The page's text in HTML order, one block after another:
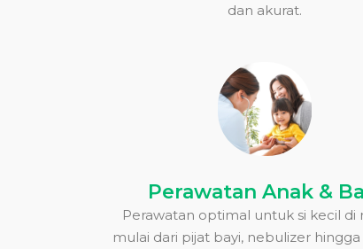
dan akurat.
Perawatan Anak &
Perawatan optimal untuk si kecil di
mulai dari pijat bayi, nebulizer hingga